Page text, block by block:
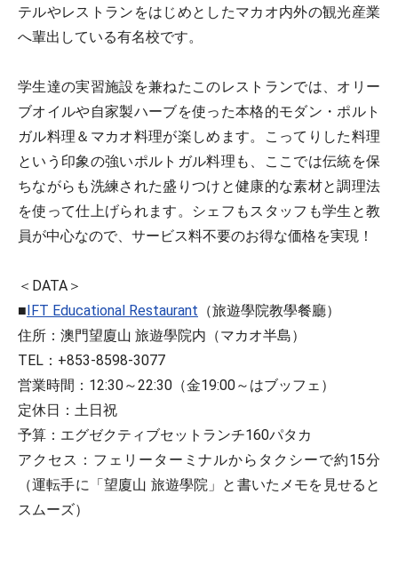
テルやレストランをはじめとしたマカオ内外の観光産業
へ輩出している有名校です。
学生達の実習施設を兼ねたこのレストランでは、オリー
ブオイルや自家製ハーブを使った本格的モダン・ポルト
ガル料理＆マカオ料理が楽しめます。こってりした料理
という印象の強いポルトガル料理も、ここでは伝統を保
ちながらも洗練された盛りつけと健康的な素材と調理法
を使って仕上げられます。シェフもスタッフも学生と教
員が中心なので、サービス料不要のお得な価格を実現！
＜DATA＞
■IFT Educational Restaurant （旅遊學院教學餐廳）
住所：澳門望廈山 旅遊學院内（マカオ半島）
TEL：+853-8598-3077
営業時間：12:30～22:30（金19:00～はブッフェ）
定休日：土日祝
予算：エグゼクティブセットランチ160パタカ
アクセス：フェリーターミナルからタクシーで約15分
（運転手に「望廈山 旅遊學院」と書いたメモを見せると
スムーズ）